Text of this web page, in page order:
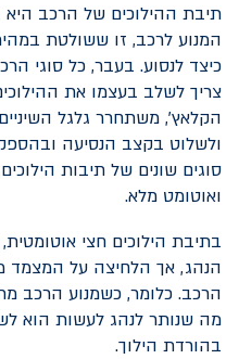
תיבת ההילוכים של הרכב
המנוע לרכב, זו ששולטת
כיצד לנסוע. בעבר, כל סוגי
צריך לשלב בעצמו את
הקלאץ', משתחרר גלגל
ולשלוט בקצב הנסיעה
סוגים שונים של תיבות
ואוטומט מלא.
בתיבת הילוכים חצי
הנהג, אך הלחיצה על המצמד
הרכב. כלומר, כשמנוע הרכב
מה שנותר לנהג לעשות הוא
בהורדת הילוך.